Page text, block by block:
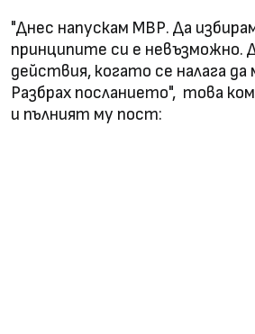
"Днес напускам МВР. Да
принципите си е невъзможно.
действия, когато се налага
Разбрах посланието", това
и пълният му пост: